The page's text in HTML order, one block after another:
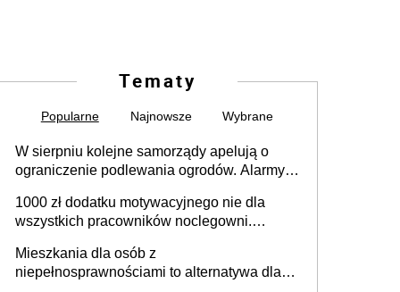
Tematy
Popularne Najnowsze Wybrane
W sierpniu kolejne samorządy apelują o
ograniczenie podlewania ogrodów. Alarmy w
może objąć cały kraj
1000 zł dodatku motywacyjnego nie dla
wszystkich pracowników noclegowni.
Mieszkania dla osób z
niepełnosprawnościami to alternatywa dla